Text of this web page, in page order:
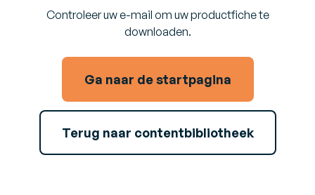
Controleer uw e-mail om uw productfiche te
downloaden.
Ga naar de startpagina
Terug naar contentbibliotheek